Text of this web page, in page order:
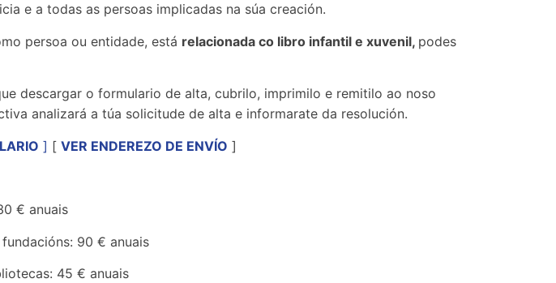
e a todas as persoas implicadas na súa creación.
persoa ou entidade, está relacionada co libro infantil e xuvenil, podes
descargar o formulario de alta, cubrilo, imprimilo e remitilo ao noso
analizará a túa solicitude de alta e informarate da resolución.
] [ VER ENDEREZO DE ENVÍO ]
€ anuais
90 € anuais
45 € anuais